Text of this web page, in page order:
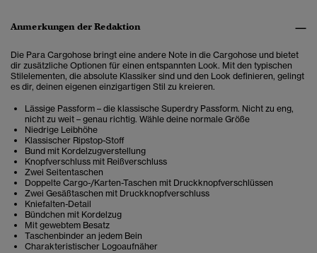
Anmerkungen der Redaktion
Die Para Cargohose bringt eine andere Note in die Cargohose und bietet
dir zusätzliche Optionen für einen entspannten Look. Mit den typischen
Stilelementen, die absolute Klassiker sind und den Look definieren, gelingt
es dir, deinen eigenen einzigartigen Stil zu kreieren.
Lässige Passform – die klassische Superdry Passform. Nicht zu eng,
nicht zu weit – genau richtig. Wähle deine normale Größe
Niedrige Leibhöhe
Klassischer Ripstop-Stoff
Bund mit Kordelzugverstellung
Knopfverschluss mit Reißverschluss
Zwei Seitentaschen
Doppelte Cargo-/Karten-Taschen mit Druckknopfverschlüssen
Zwei Gesäßtaschen mit Druckknopfverschluss
Kniefalten-Detail
Bündchen mit Kordelzug
Mit gewebtem Besatz
Taschenbinder an jedem Bein
Charakteristischer Logoaufnäher